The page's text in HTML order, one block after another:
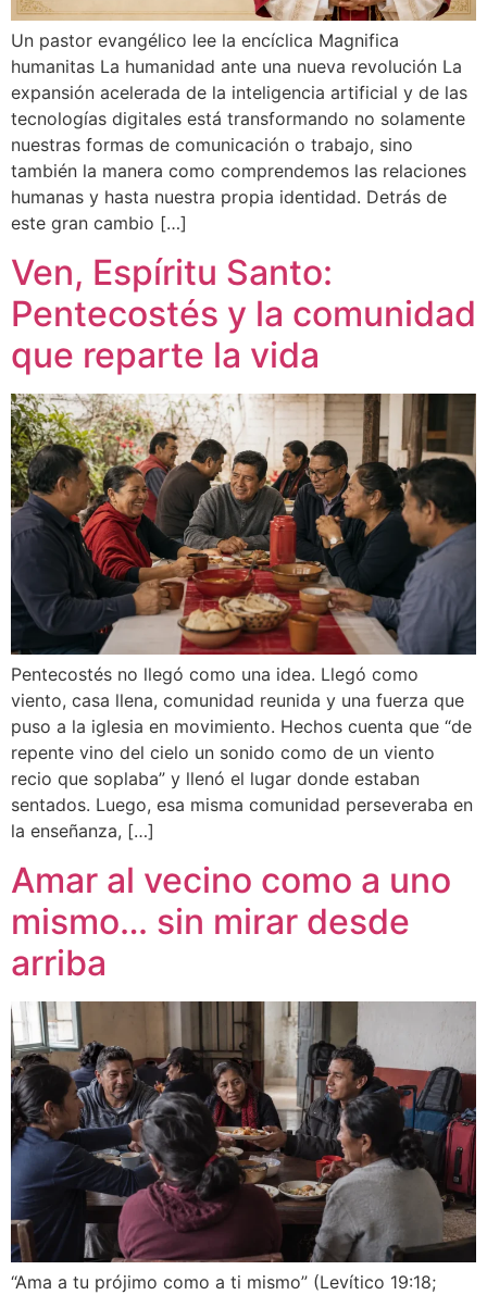
Un pastor evangélico lee la encíclica Magnifica
humanitas La humanidad ante una nueva revolución La
expansión acelerada de la inteligencia artificial y de las
tecnologías digitales está transformando no solamente
nuestras formas de comunicación o trabajo, sino
también la manera como comprendemos las relaciones
humanas y hasta nuestra propia identidad. Detrás de
este gran cambio […]
Ven, Espíritu Santo:
Pentecostés y la comunidad
que reparte la vida
Pentecostés no llegó como una idea. Llegó como
viento, casa llena, comunidad reunida y una fuerza que
puso a la iglesia en movimiento. Hechos cuenta que “de
repente vino del cielo un sonido como de un viento
recio que soplaba” y llenó el lugar donde estaban
sentados. Luego, esa misma comunidad perseveraba en
la enseñanza, […]
Amar al vecino como a uno
mismo… sin mirar desde
arriba
“Ama a tu prójimo como a ti mismo” (Levítico 19:18;